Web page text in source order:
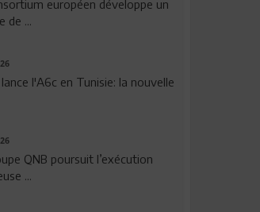
européen développe un
de ...
lance l'A6c en Tunisie: la nouvelle
QNB poursuit l’exécution
...